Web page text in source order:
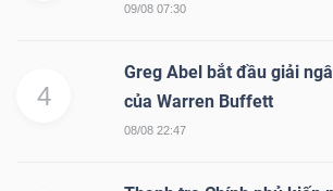
09/08 07:30
4
Greg Abel bắt đầu giải
của Warren Buffett
08/08 22:47